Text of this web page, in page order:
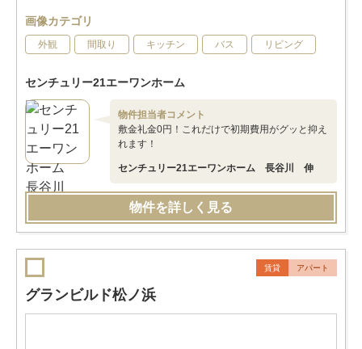
画像カテゴリ
外観 間取り キッチン バス リビング
センチュリー21エーワンホーム
物件担当者コメント
敷金礼金0円！これだけで初期費用がグッと抑え
れます！
センチュリー21エーワンホーム 長谷川 伸
物件を詳しく見る
賃貸 アパート
グランビルド松ノ浜